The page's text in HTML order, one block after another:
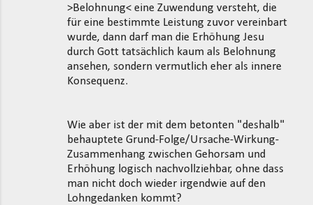
>Belohnung< eine Zuwendung versteht, die
für eine bestimmte Leistung zuvor vereinbart
wurde, dann darf man die Erhöhung Jesu
durch Gott tatsächlich kaum als Belohnung
ansehen, sondern vermutlich eher als innere
Konsequenz.
Wie aber ist der mit dem betonten "deshalb"
behauptete Grund-Folge/Ursache-Wirkung-
Zusammenhang zwischen Gehorsam und
Erhöhung logisch nachvollziehbar, ohne dass
man nicht doch wieder irgendwie auf den
Lohngedanken kommt?